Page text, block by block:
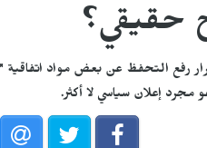
حقيقي؟
رفع التحفظ عن بعض مواد اتفاقية